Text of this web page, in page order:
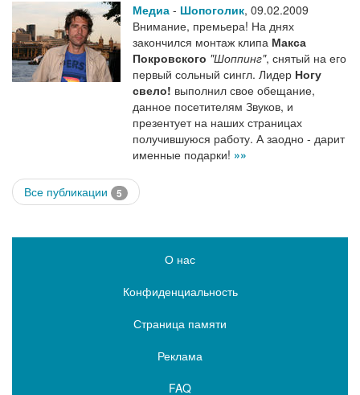
Медиа - Шопоголик, 09.02.2009
Внимание, премьера! На днях
закончился монтаж клипа Макса
Покровского "Шоппинг", снятый на его
первый сольный сингл. Лидер Ногу
свело! выполнил свое обещание,
данное посетителям Звуков, и
презентует на наших страницах
получившуюся работу. А заодно - дарит
именные подарки! »»
Все публикации 5
О нас
Конфиденциальность
Страница памяти
Реклама
FAQ